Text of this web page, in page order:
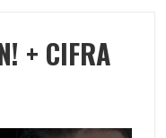
+ CIFRA